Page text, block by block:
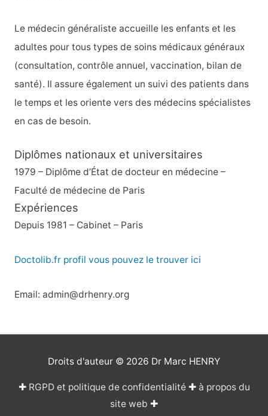
h
e
r
:
Le médecin généraliste accueille les enfants et les
adultes pour tous types de soins médicaux généraux
(consultation, contrôle annuel, vaccination, bilan de
santé). Il assure également un suivi des patients dans
le temps et les oriente vers des médecins spécialistes
en cas de besoin.
Diplômes nationaux et universitaires
1979 – Diplôme d’État de docteur en médecine –
Faculté de médecine de Paris
Expériences
Depuis 1981 – Cabinet – Paris
Doctolib.fr profil vous pouvez le trouver ici
Email: admin@drhenry.org
Droits d'auteur © 2026 Dr Marc HENRY
✚ RGPD et politique de confidentialité✚ à propos du
site web ✚